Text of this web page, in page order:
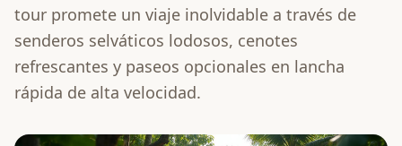
tour promete un viaje inolvidable a través de
senderos selváticos lodosos, cenotes
refrescantes y paseos opcionales en lancha
rápida de alta velocidad.